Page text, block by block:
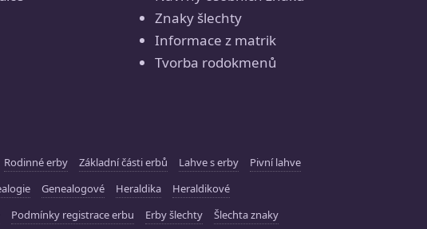
Znaky šlechty
Informace z matrik
Tvorba rodokmenů
Rodinné erby Základní části erbů Lahve s erby
Pivní lahve
Genealogové Heraldika
Heraldikové
Podmínky registrace erbu Erby šlechty Šlechta znaky